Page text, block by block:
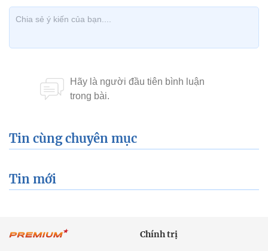
Tin cùng chuyên mục
Tin mới
Chính trị